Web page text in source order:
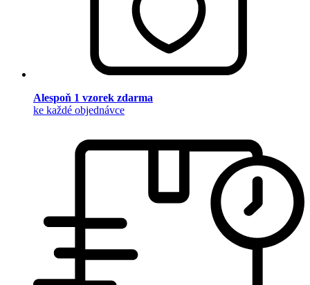
Alespoň 1 vzorek zdarma
ke každé objednávce